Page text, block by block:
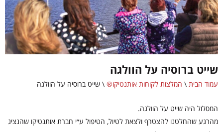
שייט ברוסיה על הוולגה
עמוד הבית \ המלצות לקוחות אותנטיקו® \ שייט ברוסיה על הוולגה
המסלול היה שייט על הוולגה.
מהרגע שהחלטנו להצטרף ולצאת לטיול, הטיפול ע״י חברת אותנטיקו שהנציג